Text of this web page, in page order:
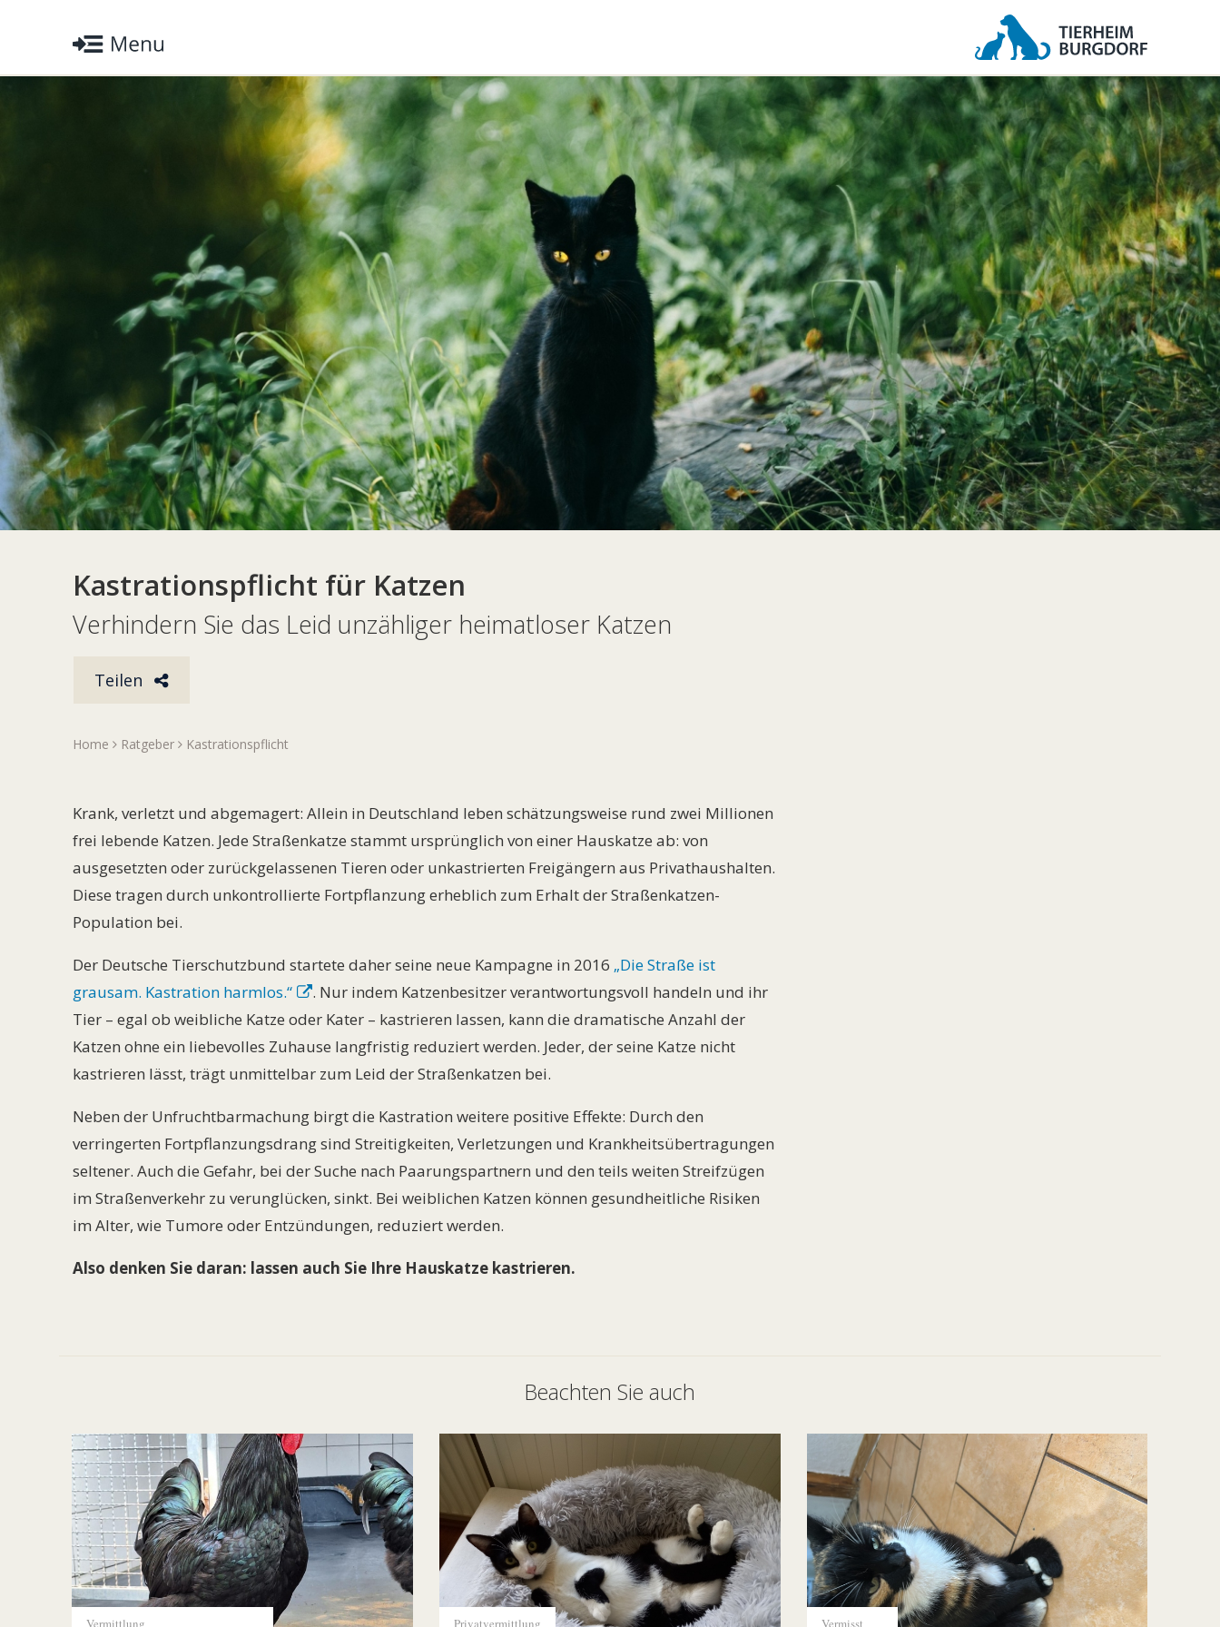
Kastrationspflicht für Katzen
Verhindern Sie das Leid unzähliger heimatloser Katzen
Teilen
Home Ratgeber Kastrationspflicht
Krank, verletzt und abgemagert: Allein in Deutschland leben schätzungsweise rund zwei Millionen
frei lebende Katzen. Jede Straßenkatze stammt ursprünglich von einer Hauskatze ab: von
ausgesetzten oder zurückgelassenen Tieren oder unkastrierten Freigängern aus Privathaushalten.
Diese tragen durch unkontrollierte Fortpflanzung erheblich zum Erhalt der Straßenkatzen-
Population bei.
Der Deutsche Tierschutzbund startete daher seine neue Kampagne in 2016 „Die Straße ist
grausam. Kastration harmlos.“
. Nur indem Katzenbesitzer verantwortungsvoll handeln und ihr
Tier – egal ob weibliche Katze oder Kater – kastrieren lassen, kann die dramatische Anzahl der
Katzen ohne ein liebevolles Zuhause langfristig reduziert werden. Jeder, der seine Katze nicht
kastrieren lässt, trägt unmittelbar zum Leid der Straßenkatzen bei.
Neben der Unfruchtbarmachung birgt die Kastration weitere positive Effekte: Durch den
verringerten Fortpflanzungsdrang sind Streitigkeiten, Verletzungen und Krankheitsübertragungen
seltener. Auch die Gefahr, bei der Suche nach Paarungspartnern und den teils weiten Streifzügen
im Straßenverkehr zu verunglücken, sinkt. Bei weiblichen Katzen können gesundheitliche Risiken
im Alter, wie Tumore oder Entzündungen, reduziert werden.
Also denken Sie daran: lassen auch Sie Ihre Hauskatze kastrieren.
Beachten Sie auch
Vermittlung Privatvermittlung Vermisst